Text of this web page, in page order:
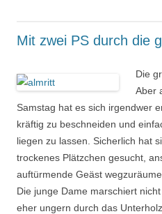
Mit zwei PS durch die
Die
Aber
Samstag hat es sich irgendwer
kräftig zu beschneiden und
liegen zu lassen. Sicherlich hat
trockenes Plätzchen gesucht,
auftürmende Geäst
Die junge Dame marschiert
eher ungern durch das